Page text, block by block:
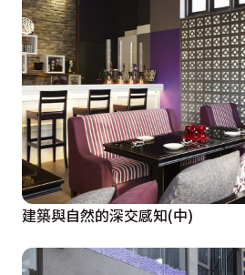
建築與自然的深交感知(中)